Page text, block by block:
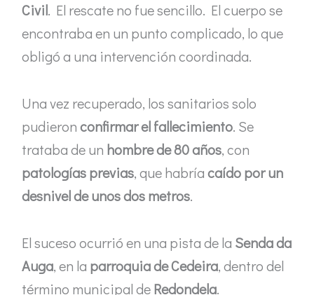
Civil. El rescate no fue sencillo. El cuerpo se
encontraba en un punto complicado, lo que
obligó a una intervención coordinada.
Una vez recuperado, los sanitarios solo
pudieronconfirmar el fallecimiento. Se
trataba de un hombre de 80 años, con
patologías previas, que habríacaído por un
desnivel de unos dos metros.
El suceso ocurrió en una pista de la Senda da
Auga, en la parroquia de Cedeira, dentro del
término municipal deRedondela.